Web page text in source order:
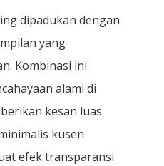
dipadukan dengan
yang
Kombinasi ini
alami di
kesan luas
kusen
efek transparansi